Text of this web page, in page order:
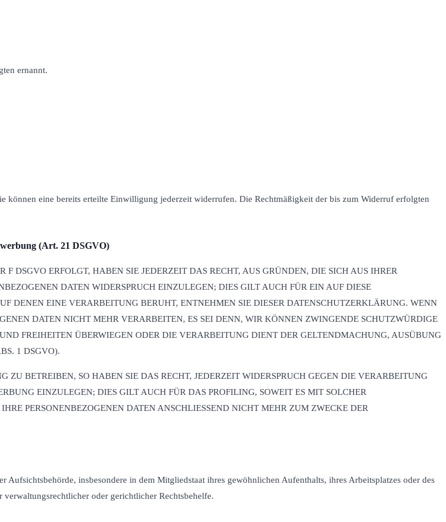
ernannt.
eine bereits erteilte Einwilligung jederzeit widerrufen. Die Rechtmäßigkeit der bis zum Widerruf erfolgten
(Art. 21 DSGVO)
DSGVO ERFOLGT, HABEN SIE JEDERZEIT DAS RECHT, AUS GRÜNDEN, DIE SICH AUS IHRER
DATEN WIDERSPRUCH EINZULEGEN; DIES GILT AUCH FÜR EIN AUF DIESE
DENEN EINE VERARBEITUNG BERUHT, ENTNEHMEN SIE DIESER DATENSCHUTZERKLÄRUNG. WENN
DATEN NICHT MEHR VERARBEITEN, ES SEI DENN, WIR KÖNNEN ZWINGENDE SCHUTZWÜRDIGE
FREIHEITEN ÜBERWIEGEN ODER DIE VERARBEITUNG DIENT DER GELTENDMACHUNG, AUSÜBUNG
1 DSGVO).
BETREIBEN, SO HABEN SIE DAS RECHT, JEDERZEIT WIDERSPRUCH GEGEN DIE VERARBEITUNG
EINZULEGEN; DIES GILT AUCH FÜR DAS PROFILING, SOWEIT ES MIT SOLCHER
PERSONENBEZOGENEN DATEN ANSCHLIESSEND NICHT MEHR ZUM ZWECKE DER
insbesondere in dem Mitgliedstaat ihres gewöhnlichen Aufenthalts, ihres Arbeitsplatzes oder des
verwaltungsrechtlicher oder gerichtlicher Rechtsbehelfe.